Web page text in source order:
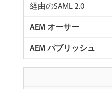
経由のSAML 2.0